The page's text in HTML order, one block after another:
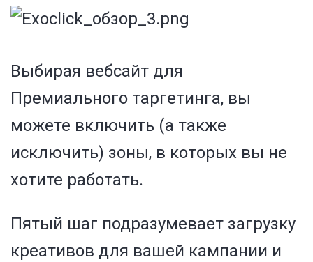
Выбирая вебсайт для
Премиального таргетинга, вы
можете включить (а также
исключить) зоны, в которых вы не
хотите работать.
Пятый шаг подразумевает загрузку
креативов для вашей кампании и